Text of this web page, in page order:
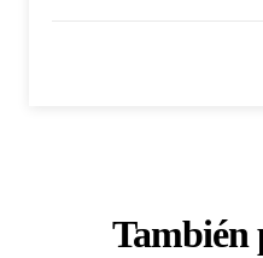
También